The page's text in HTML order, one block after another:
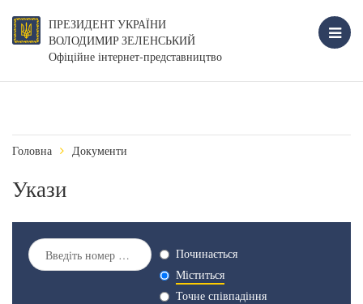
ПРЕЗИДЕНТ УКРАЇНИ
ВОЛОДИМИР ЗЕЛЕНСЬКИЙ
Офіційне інтернет-представництво
Головна Документи
Укази
Починається
Міститься
Точне співпадіння